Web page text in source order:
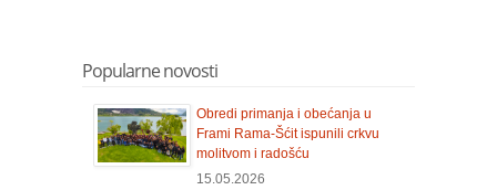
Popularne novosti
Obredi primanja i obećanja u
Frami Rama-Šćit ispunili crkvu
molitvom i radošću
15.05.2026